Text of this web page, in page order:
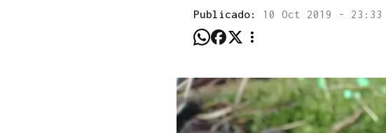
Publicado: 10 Oct 2019 - 23:33